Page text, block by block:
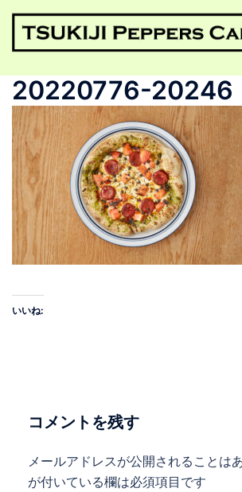
20220776-20246
いいね:
コメントを残す
メールアドレスが公開されることは
が付いている欄は必須項目です